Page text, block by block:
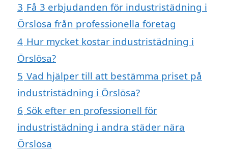
3 Få 3 erbjudanden för industristädning i
Örslösa från professionella företag
4 Hur mycket kostar industristädning i
Örslösa?
5 Vad hjälper till att bestämma priset på
industristädning i Örslösa?
6 Sök efter en professionell för
industristädning i andra städer nära
Örslösa